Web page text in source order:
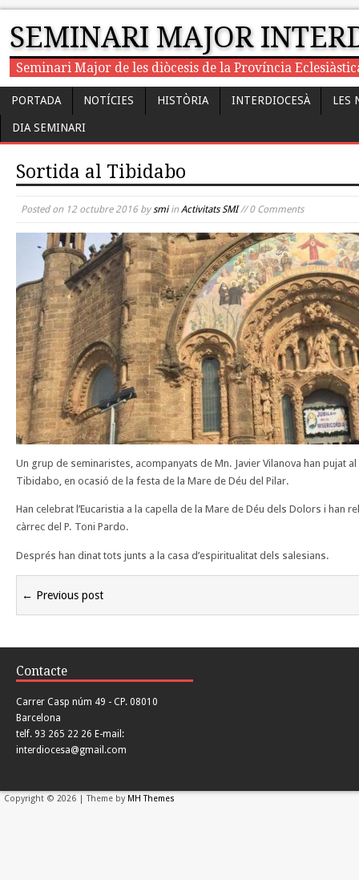
SEMINARI MAJOR
Seminari Major de les diòcesis de la Província
PORTADA NOTÍCIES HISTÒRIA INTERDIOCESÀ LES
DIA SEMINARI
Sortida al Tibidabo
Posted on 12 octubre 2016bysmiin Activitats SMI// 0 Comments
Un grup de seminaristes, acompanyats de Mn. Javier Vilanova han pujat
Tibidabo, en ocasió de la festa de la Mare de Déu del Pilar.
Han celebrat l’Eucaristia a la capella de la Mare de Déu dels Dolors i han
càrrec del P. Toni Pardo.
Després han dinat tots junts a la casa d’espiritualitat dels salesians.
← Previous post
Contacte
Carrer Casp núm 49 - CP. 08010
Barcelona
telf. 93 265 22 26 E-mail:
interdiocesa@gmail.com
Copyright © 2026 | Theme by MH Themes